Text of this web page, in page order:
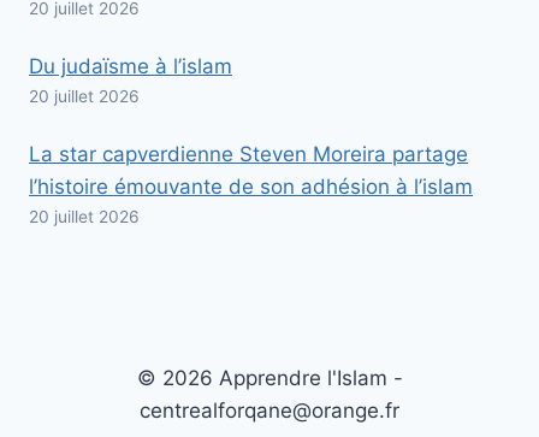
20 juillet 2026
Du judaïsme à l’islam
20 juillet 2026
La star capverdienne Steven Moreira partage
l’histoire émouvante de son adhésion à l’islam
20 juillet 2026
© 2026 Apprendre l'Islam -
centrealforqane@orange.fr